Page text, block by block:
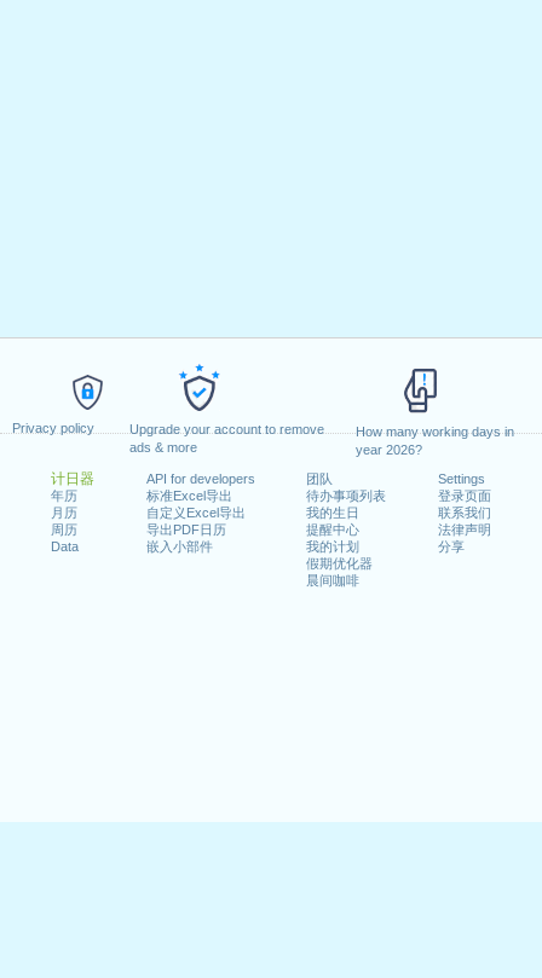
Privacy policy
Upgrade your account to remove
ads & more
How many working days in
year 2026?
计日器
年历
月历
周历
Data
API for developers
标准Excel导出
自定义Excel导出
导出PDF日历
嵌入小部件
团队
待办事项列表
我的生日
提醒中心
我的计划
假期优化器
晨间咖啡
Settings
登录页面
联系我们
法律声明
分享